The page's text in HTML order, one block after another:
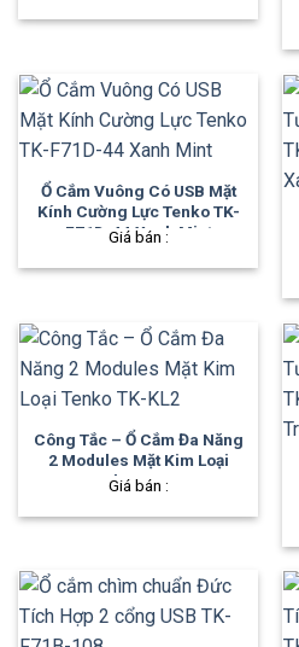
Ổ Cắm Vuông Có USB Mặt
Kính Cường Lực Tenko TK-
F71D-44 Xanh Mint
Giá bán :
Công Tắc – Ổ Cắm Đa Năng
2 Modules Mặt Kim Loại
Tenko TK-KL2
Giá bán :